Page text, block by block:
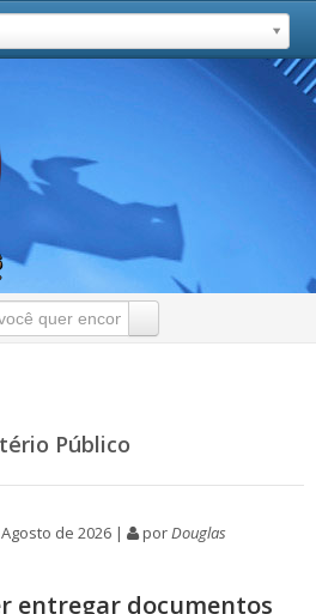
Público
de 2026 | porDouglas
entregar documentos